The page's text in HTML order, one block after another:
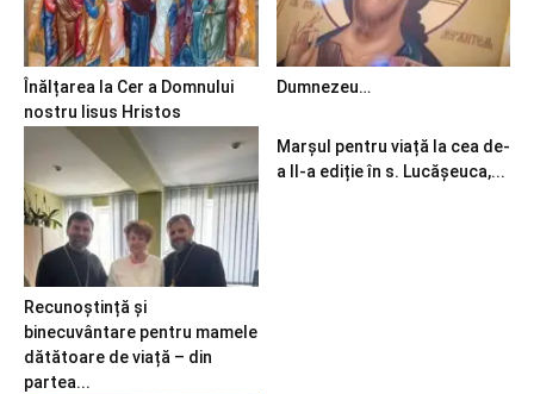
Înălțarea la Cer a Domnului
nostru Iisus Hristos
Dumnezeu…
Recunoștință și
binecuvântare pentru mamele
dătătoare de viață – din
partea...
Marșul pentru viață la cea de-
a II-a ediție în s. Lucășeuca,...